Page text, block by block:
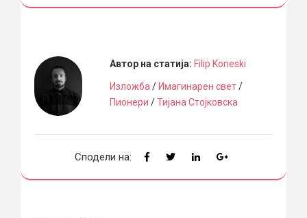
Автор на статија: Filip Koneski
Изложба / Имагинарен свет/
Пионери /Тијана Стојковска
Сподели на: